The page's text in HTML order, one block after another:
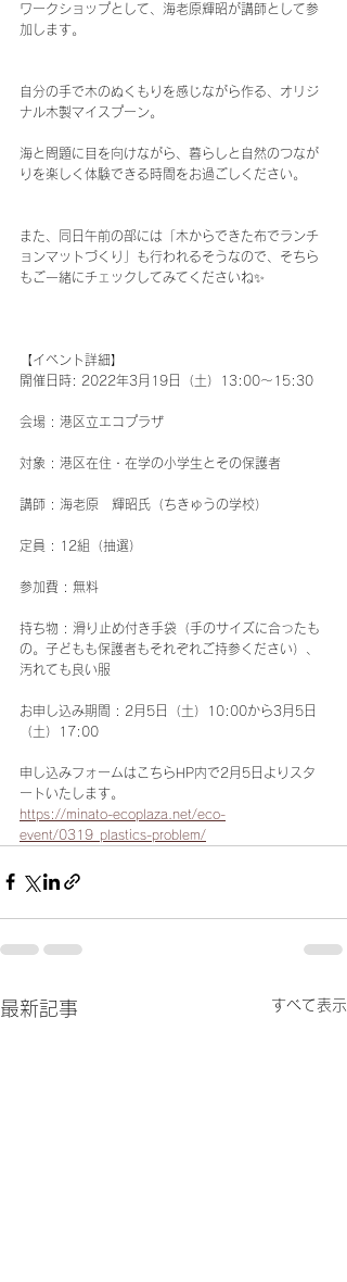
ワークショップとして、海老原輝昭が講師として参
加します。
自分の手で木のぬくもりを感じながら作る、オリジ
ナル木製マイスプーン。
海と問題に目を向けながら、暮らしと自然のつなが
りを楽しく体験できる時間をお過ごしください。
また、同日午前の部には「木からできた布でランチ
ョンマットづくり」も行われるそうなので、そちら
もご一緒にチェックしてみてくださいね✨
【イベント詳細】
開催日時: 2022年3月19日（土）13:00～15:30
会場 : 港区立エコプラザ
対象 : 港区在住・在学の小学生とその保護者
講師 : 海老原　輝昭氏（ちきゅうの学校）
定員 : 12組（抽選）
参加費 : 無料
持ち物 : 滑り止め付き手袋（手のサイズに合ったも
の。子どもも保護者もそれぞれご持参ください）、
汚れても良い服
お申し込み期間 : 2月5日（土）10:00から3月5日
（土）17:00
申し込みフォームはこちらHP内で2月5日よりスタ
ートいたします。
https://minato-ecoplaza.net/eco-
event/0319_plastics-problem/
最新記事 すべて表示